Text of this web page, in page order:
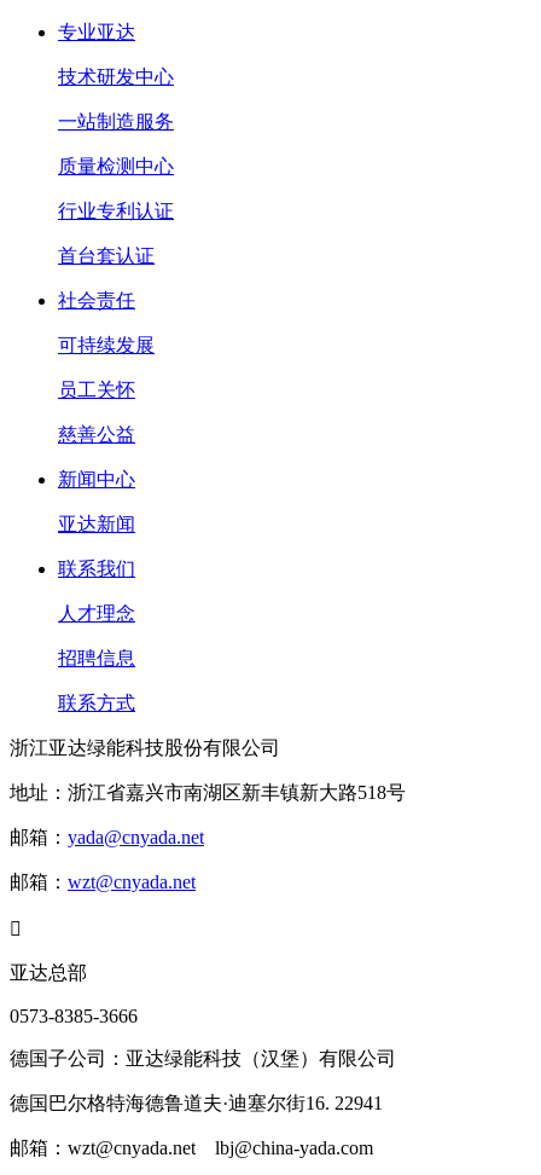
专业亚达
技术研发中心
一站制造服务
质量检测中心
行业专利认证
首台套认证
社会责任
可持续发展
员工关怀
慈善公益
新闻中心
亚达新闻
联系我们
人才理念
招聘信息
联系方式
浙江亚达绿能科技股份有限公司
地址：浙江省嘉兴市南湖区新丰镇新大路518号
邮箱： yada@cnyada.net
邮箱： wzt@cnyada.net

亚达总部
0573-8385-3666
德国子公司：亚达绿能科技（汉堡）有限公司
德国巴尔格特海德鲁道夫·迪塞尔街16. 22941
邮箱：wzt@cnyada.net lbj@china-yada.com